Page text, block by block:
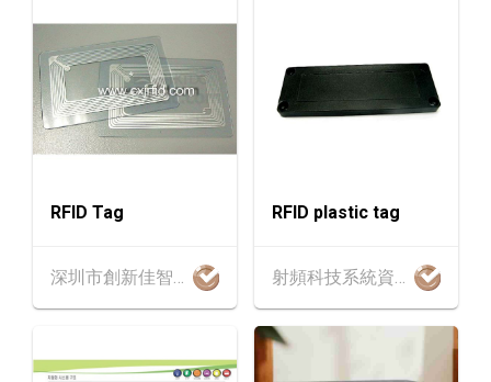
AUG
國際現代化中醫藥及健康產品會議 2026 (香港
會議展覽中心)
13-17
AUG
香港
13.08.2026 - 17.08.2026
13-17
香港
13.08.2026 - 17.08.2026
13-17
13.08.2026 - 17.08.2026
香港貿發局家電‧家居‧博覽 2026 (香港會議展
RFID Tag
深圳市創新佳智能卡有限公司
RFID plastic tag
射頻科技系統資源有限公司